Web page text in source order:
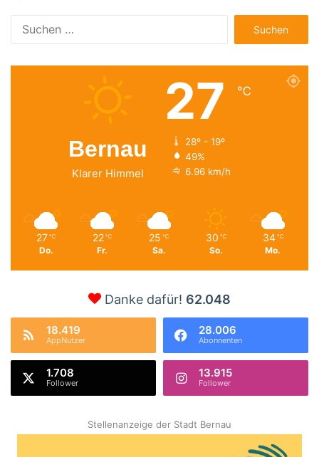
nach:
Bernau
Klarer Himmel
27 ℃
28º - 19º
49%
6.96 km/h
27 ℃
Do.
22 ℃
Fr.
25 ℃
Sa.
30 ℃
So.
34 ℃
Mo.
Danke dafür! 62.048
18.419
AppNutzer
28.006
Abonnenten
1.708
Follower
13.915
Follower
Stellenanzeige der Stadt Bernau